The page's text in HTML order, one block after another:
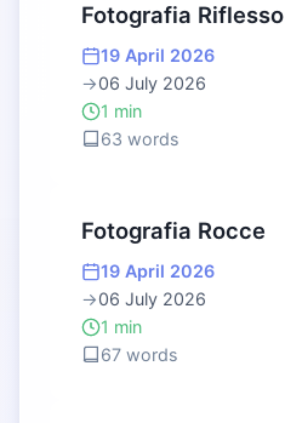
Fotografia Riflesso
19 April 2026
→06 July 2026
1 min
63 words
Fotografia Rocce
19 April 2026
→06 July 2026
1 min
67 words